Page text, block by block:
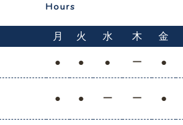
Hours
月 火 水 木 金
● ● ● ー ●
● ● ー ー ●